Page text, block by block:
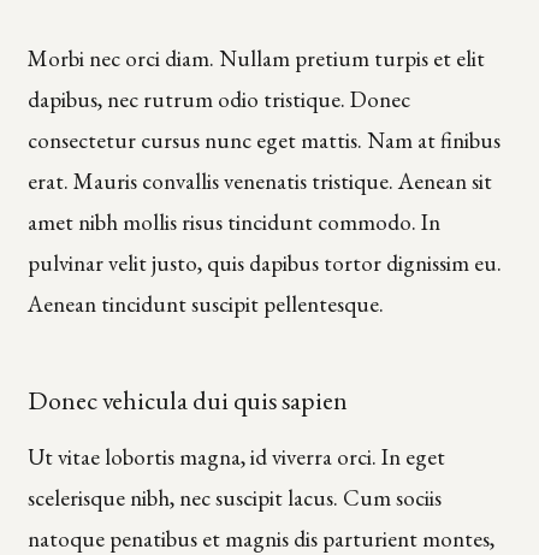
Morbi nec orci diam. Nullam pretium turpis et elit
dapibus, nec rutrum odio tristique. Donec
consectetur cursus nunc eget mattis. Nam at finibus
erat. Mauris convallis venenatis tristique. Aenean sit
amet nibh mollis risus tincidunt commodo. In
pulvinar velit justo, quis dapibus tortor dignissim eu.
Aenean tincidunt suscipit pellentesque.
Donec vehicula dui quis sapien
Ut vitae lobortis magna, id viverra orci. In eget
scelerisque nibh, nec suscipit lacus. Cum sociis
natoque penatibus et magnis dis parturient montes,